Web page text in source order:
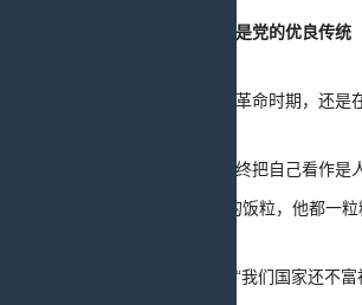
勤俭节约是党的优良传统
不论是在革命时期，还
毛泽东始终把自己看作
心掉到桌面上的饭粒，他都一
他常说：“我们国家还不